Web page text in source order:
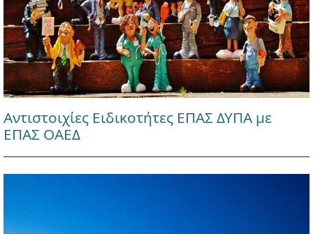
Αντιστοιχίες Ειδικοτήτες ΕΠΑΣ ΔΥΠΑ με
ΕΠΑΣ ΟΑΕΔ